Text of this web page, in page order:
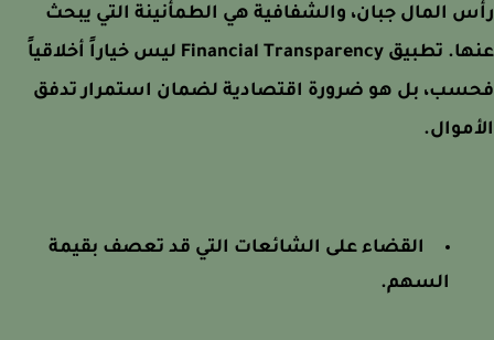
المال جبان، والشفافية هي الطمأنينة التي يبحث
عنها. تطبيق Financial Transparency ليس خياراً أخلاقياً
بل هو ضرورة اقتصادية لضمان استمرار تدفق
القضاء على الشائعات التي قد تعصف بقيمة
السهم.